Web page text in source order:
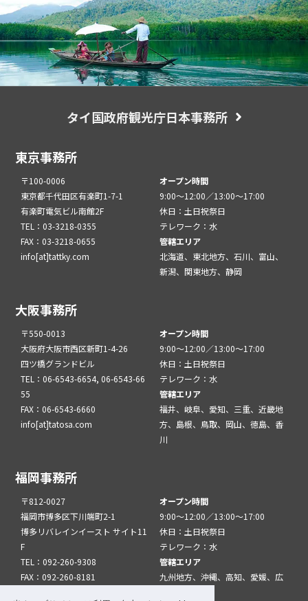
タイ国政府観光庁日本事務所
東京事務所
〒100-0006
東京都千代田区有楽町1-7-1
有楽町電気ビル南館2F
TEL：03-3218-0355
FAX：03-3218-0655
info[at]tattky.com
オープン時間
9:00～12:00／13:00～17:00
休日：土日祝祭日
テレワーク：水
管轄エリア
北海道、東北地方、石川、富山、
新潟、関東地方、静岡
大阪事務所
〒550-0013
大阪府大阪市西区新町1-4-26
四ツ橋グランドビル
TEL：06-6543-6654, 06-6543-66
55
FAX：06-6543-6660
info[at]tatosa.com
オープン時間
9:00～12:00／13:00～17:00
休日：土日祝祭日
テレワーク：水
管轄エリア
福井、岐阜、愛知、三重、近畿地
方、島根、鳥取、岡山、徳島、香
川
福岡事務所
〒812-0027
福岡市博多区下川端町2-1
博多リバレインイースト サイト11
F
TEL：092-260-9308
FAX：092-260-8181
オープン時間
9:00～12:00／13:00～17:00
休日：土日祝祭日
テレワーク：水
管轄エリア
九州地方、沖縄、高知、愛媛、広